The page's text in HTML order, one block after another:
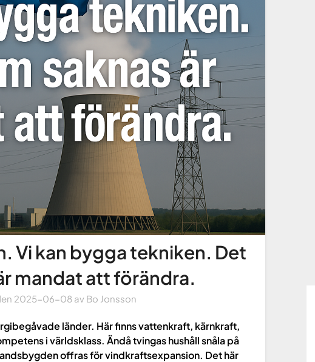
Vi kan bygga tekniken. Det
mandat att förändra.
2025-06-08 av Bo Jonsson
länder. Här finns vattenkraft, kärnkraft,
i världsklass. Ändå tvingas hushåll snåla på
offras för vindkraftsexpansion. Det här